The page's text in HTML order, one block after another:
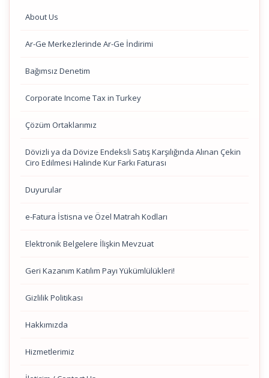
About Us
Ar-Ge Merkezlerinde Ar-Ge İndirimi
Bağımsız Denetim
Corporate Income Tax in Turkey
Çözüm Ortaklarımız
Dövizli ya da Dövize Endeksli Satış Karşılığında Alınan Çekin
Ciro Edilmesi Halinde Kur Farkı Faturası
Duyurular
e-Fatura İstisna ve Özel Matrah Kodları
Elektronik Belgelere İlişkin Mevzuat
Geri Kazanım Katılım Payı Yükümlülükleri!
Gizlilik Politikası
Hakkımızda
Hizmetlerimiz